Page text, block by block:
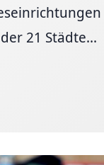
21 Städte...